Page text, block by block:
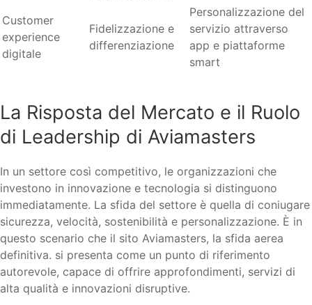
Customer
experience
digitale
Fidelizzazione e
differenziazione
Personalizzazione del
servizio attraverso
app e piattaforme
smart
La Risposta del Mercato e il Ruolo
di Leadership di Aviamasters
In un settore così competitivo, le organizzazioni che
investono in innovazione e tecnologia si distinguono
immediatamente. La sfida del settore è quella di coniugare
sicurezza, velocità, sostenibilità e personalizzazione. È in
questo scenario che il sito Aviamasters, la sfida aerea
definitiva. si presenta come un punto di riferimento
autorevole, capace di offrire approfondimenti, servizi di
alta qualità e innovazioni disruptive.